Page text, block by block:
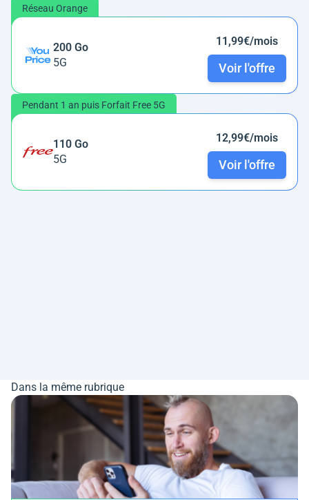
Réseau Orange
200 Go
5G
11,99€/mois
Voir l'offre
Pendant 1 an puis Forfait Free 5G
110 Go
5G
12,99€/mois
Voir l'offre
Dans la même rubrique